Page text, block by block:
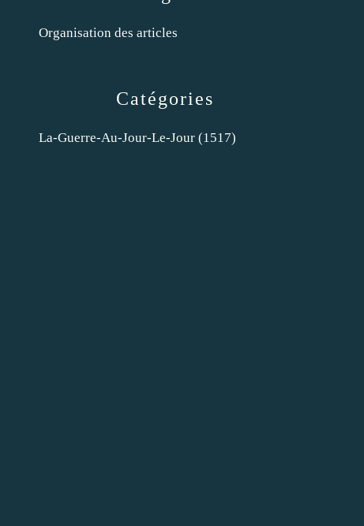
Catégories
La-Guerre-Au-Jour-Le-Jour (1517)
Organisation des articles